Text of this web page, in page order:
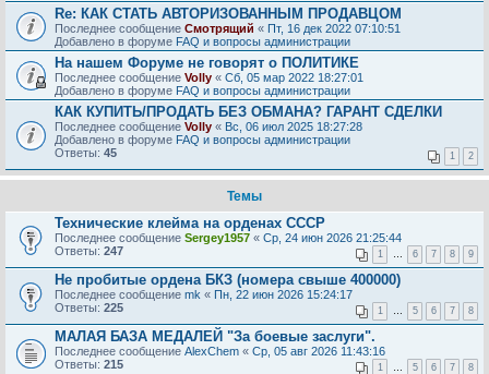
Re: КАК СТАТЬ АВТОРИЗОВАННЫМ ПРОДАВЦОМ
Последнее сообщение Смотрящий « Пт, 16 дек 2022 07:10:51
Добавлено в форуме FAQ и вопросы администрации
На нашем Форуме не говорят о ПОЛИТИКЕ
Последнее сообщение Volly « Сб, 05 мар 2022 18:27:01
Добавлено в форуме FAQ и вопросы администрации
КАК КУПИТЬ/ПРОДАТЬ БЕЗ ОБМАНА? ГАРАНТ СДЕЛКИ
Последнее сообщение Volly « Вс, 06 июл 2025 18:27:28
Добавлено в форуме FAQ и вопросы администрации
Ответы: 45 1 2
Темы
Технические клейма на орденах СССР
Последнее сообщение Sergey1957 « Ср, 24 июн 2026 21:25:44
Ответы: 247 1 6 7 8 9
Не пробитые ордена БКЗ (номера свыше 400000)
Последнее сообщение mk « Пн, 22 июн 2026 15:24:17
Ответы: 225 1 5 6 7 8
МАЛАЯ БАЗА МЕДАЛЕЙ "За боевые заслуги".
Последнее сообщение AlехChem « Ср, 05 авг 2026 11:43:16
Ответы: 215 1 5 6 7 8